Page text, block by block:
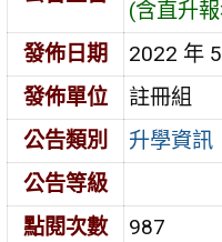
(含直升
發佈日期
2022 年
發佈單位
註冊組
公告類別
升學資訊
公告等級
點閱次數
987